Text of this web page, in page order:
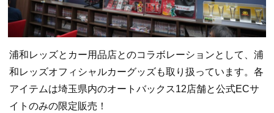
浦和レッズとカー用品店とのコラボレーションとして、浦
和レッズオフィシャルカーグッズも取り扱っています。各
アイテムは埼玉県内のオートバックス12店舗と公式ECサ
イトのみの限定販売！